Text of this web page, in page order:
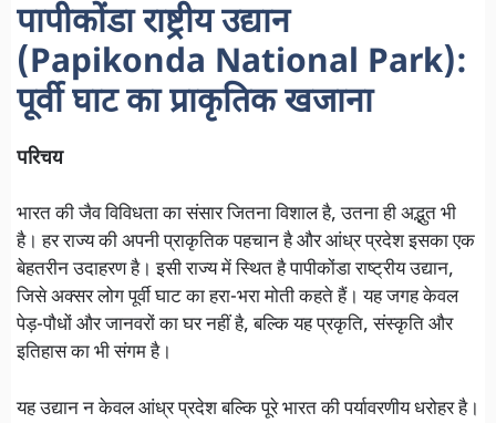
पापीकोंडा राष्ट्रीय उद्यान
(Papikonda National Park):
पूर्वी घाट का प्राकृतिक खजाना
परिचय
भारत की जैव विविधता का संसार जितना विशाल है, उतना ही अद्भुत भी
है। हर राज्य की अपनी प्राकृतिक पहचान है और आंध्र प्रदेश इसका एक
बेहतरीन उदाहरण है। इसी राज्य में स्थित है पापीकोंडा राष्ट्रीय उद्यान,
जिसे अक्सर लोग पूर्वी घाट का हरा-भरा मोती कहते हैं। यह जगह केवल
पेड़-पौधों और जानवरों का घर नहीं है, बल्कि यह प्रकृति, संस्कृति और
इतिहास का भी संगम है।
यह उद्यान न केवल आंध्र प्रदेश बल्कि पूरे भारत की पर्यावरणीय धरोहर है।